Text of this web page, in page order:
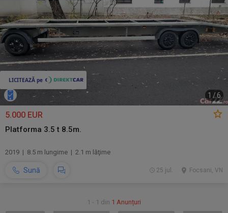
1 /6
5.000 EUR
Platforma 3.5 t 8.5m.
2019 | 8.5 m lungime | 2.1 m lăţime
Sună Focsani, VN
25 jul.
1 - 1 din 1 Anunțuri